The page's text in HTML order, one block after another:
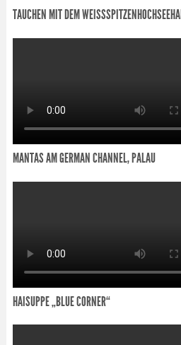
TAUCHEN MIT DEM WEISSSPITZENHOCHSEEHAI
MANTAS AM GERMAN CHANNEL, PALAU
HAISUPPE „BLUE CORNER“